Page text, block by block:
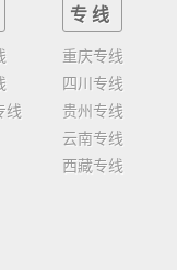
线
专线
重庆专线
四川专线
贵州专线
云南专线
西藏专线